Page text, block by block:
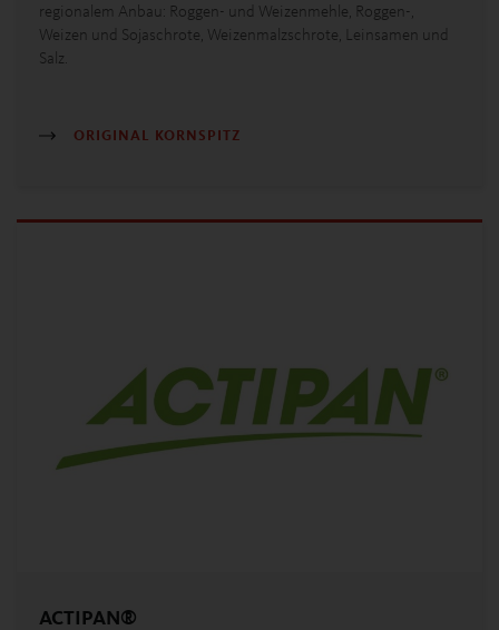
regionalem Anbau: Roggen- und Weizenmehle, Roggen-,
Weizen und Sojaschrote, Weizenmalzschrote, Leinsamen und
Salz.
ORIGINAL KORNSPITZ
ACTIPAN ®